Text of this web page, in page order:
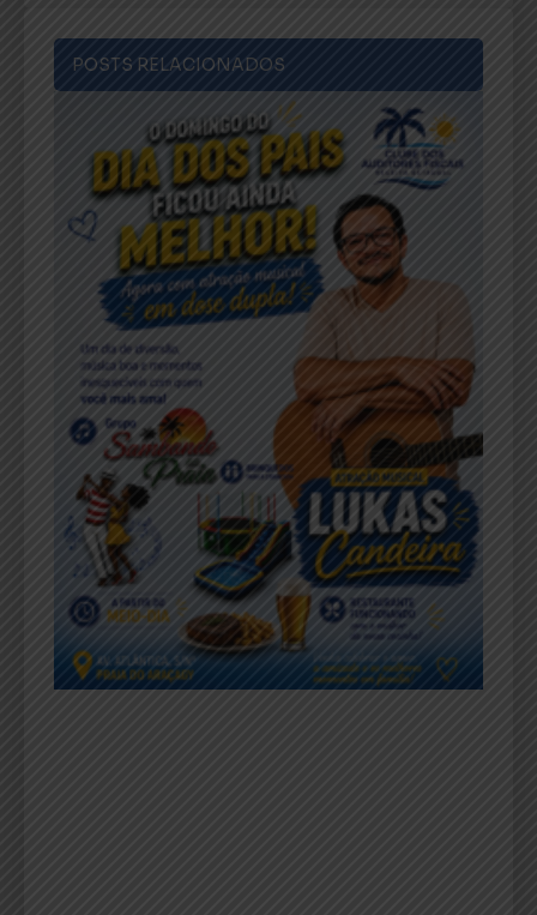
POSTS RELACIONADOS